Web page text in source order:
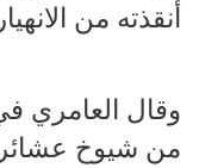
أنقذته من
وقال العامري
من شيوخ عشائر